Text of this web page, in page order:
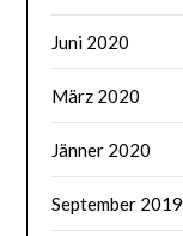
Juni 2020
März 2020
Jänner 2020
September 2019